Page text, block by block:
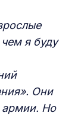
я буду
Они
армии. Но